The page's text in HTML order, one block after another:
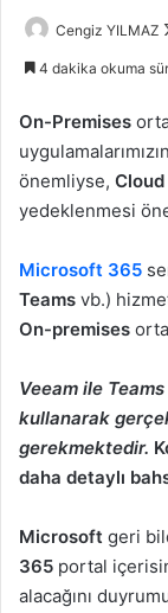
Cengiz YILMAZ
4 dakika okuma
On-Premises
önemliyse, Cloud
yedeklenmesi
Microsoft 365
Teams vb.)
On-premises
Veeam ile
kullanarak
gerekmektedir.
daha detaylı
Microsoft geri
365 portal
alacağını